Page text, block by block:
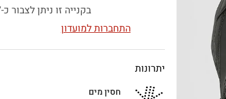
בקנייה זו ניתן לצבור כ-27 נקודות
התחברות למועדון
יתרונות
חסין מים